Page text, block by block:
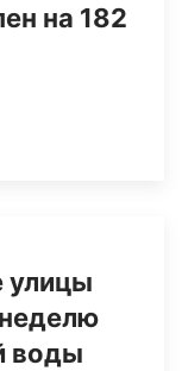
на 182
улицы
воды